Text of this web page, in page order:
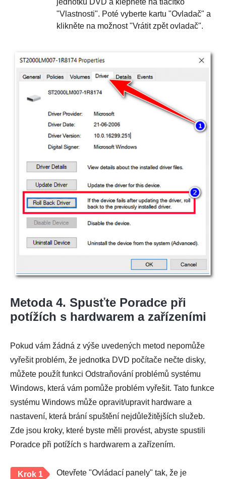
"Vlastnosti". Poté vyberte kartu "Ovladač" a
klikněte na možnost "Vrátit zpět ovladač".
Metoda 4. Spusťte Poradce při
potížích s hardwarem a zařízeními
Pokud vám žádná z výše uvedených metod nepomůže
vyřešit problém, že jednotka DVD počítače nečte disky,
můžete použít funkci Odstraňování problémů systému
Windows, která vám pomůže problém vyřešit. Tato funkce
systému Windows může opravit/upravit hardware a
nastavení, která brání spuštění nejdůležitějších služeb.
Zde jsou kroky, které byste měli provést, abyste spustili
Poradce při potížích s hardwarem a zařízením.
Krok 1
Otevřete "Ovládací panely" tak, že je